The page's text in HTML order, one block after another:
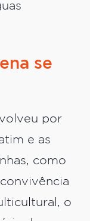
se
por
e as
como
o